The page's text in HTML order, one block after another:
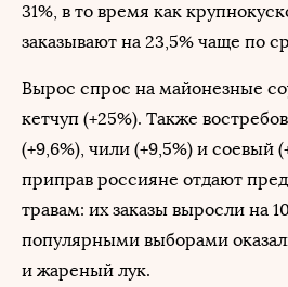
31%, в то время как
заказывают на 23,5% чаще по
Вырос спрос на майонезные
кетчуп (+25%). Также
(+9,6%), чили (+9,5%) и соевый
приправ россияне отдают
травам: их заказы выросли на
популярными выборами
и жареный лук.